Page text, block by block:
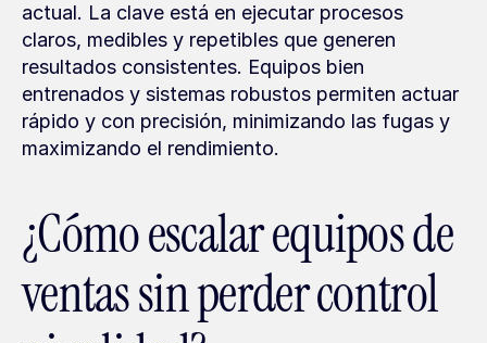
actual. La clave está en ejecutar procesos
claros, medibles y repetibles que generen
resultados consistentes. Equipos bien
entrenados y sistemas robustos permiten actuar
rápido y con precisión, minimizando las fugas y
maximizando el rendimiento.
¿Cómo escalar equipos de
ventas sin perder control